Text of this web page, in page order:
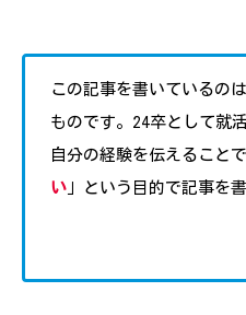
この記事を書いているの
ものです。24卒として就
自分の経験を伝えることで
い」という目的で記事を書